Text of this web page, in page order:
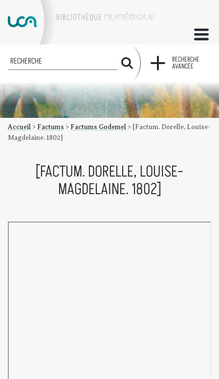
ACCUEIL
COLLECTIONS
FACTUMS
Les factums à la BU
Présentation du corpus de factums de la collection Marie
Bibliographie
Glossaire
Index de recherche
RECHERCHE
RECHERCHE
AVANCÉE
Accueil > Factums > Factums Godemel > [Factum. Dorelle, Louise-
Magdelaine. 1802]
[FACTUM. DORELLE, LOUISE-
MAGDELAINE. 1802]